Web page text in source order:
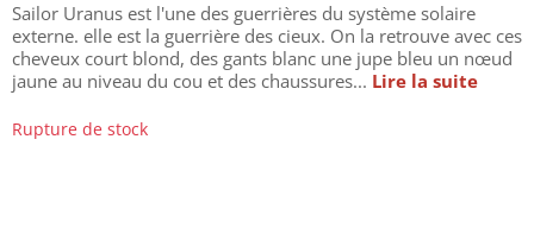
Sailor Uranus est l'une des guerrières du système solaire
externe. elle est la guerrière des cieux. On la retrouve avec ces
cheveux court blond, des gants blanc une jupe bleu un nœud
jaune au niveau du cou et des chaussures... Lire la suite
Rupture de stock